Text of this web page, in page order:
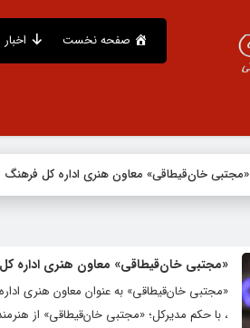
صفحه نخست
«مجتبی خان‌قیطاقی» معاون هنری اداره کل
«مجتبی خان‌قیطاقی» معاون هنری اداره
«مجتبی خان‌قیطاقی» به عنوان معاون هنری
، با حکم مدیرکل؛ «مجتبی خان‌قیطاقی» از